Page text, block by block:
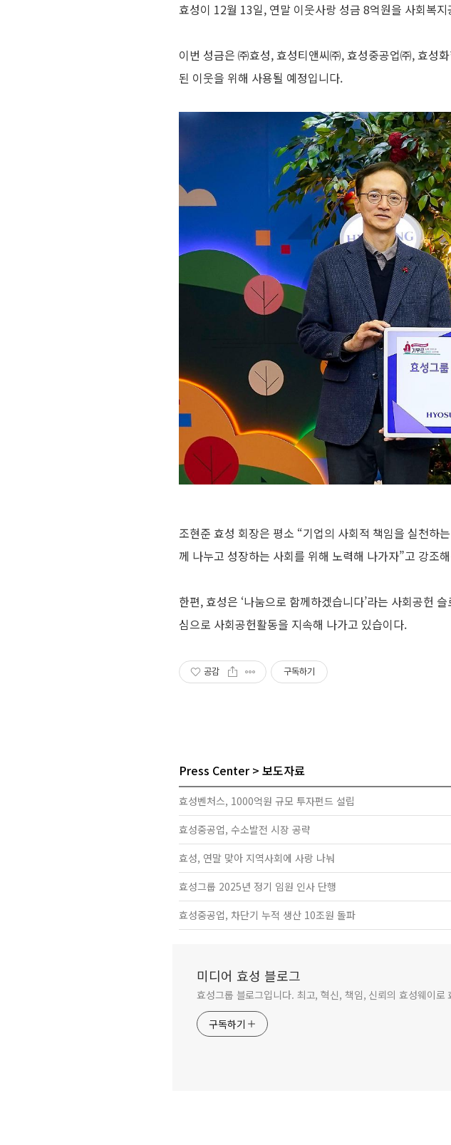
효성이 12월 13일, 연말 이웃사랑 성금 8억원을 사회복
이번 성금은 ㈜효성, 효성티앤씨㈜, 효성중공업㈜, 효성
된 이웃을 위해 사용될 예정입니다.
조현준 효성 회장은 평소 “기업의 사회적 책임을 실천하
께 나누고 성장하는 사회를 위해 노력해 나가자”고 강조
한편, 효성은 ‘나눔으로 함께하겠습니다’라는 사회공헌
심으로 사회공헌활동을 지속해 나가고 있습이다.
공감 구독하기
Press Center 보도자료
효성벤처스, 1000억원 규모 투자펀드 설립
효성중공업, 수소발전 시장 공략
효성, 연말 맞아 지역사회에 사랑 나눠
효성그룹 2025년 정기 임원 인사 단행
효성중공업, 차단기 누적 생산 10조원 돌파
미디어 효성 블로그
효성그룹 블로그입니다. 최고, 혁신, 책임, 신뢰의 효성웨이로
구독하기